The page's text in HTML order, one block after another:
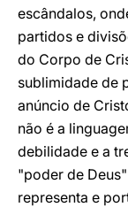
escândalos,
partidos e
do Corpo de
sublimidade de
anúncio de
não é a
debilidade e a
"poder de
representa e